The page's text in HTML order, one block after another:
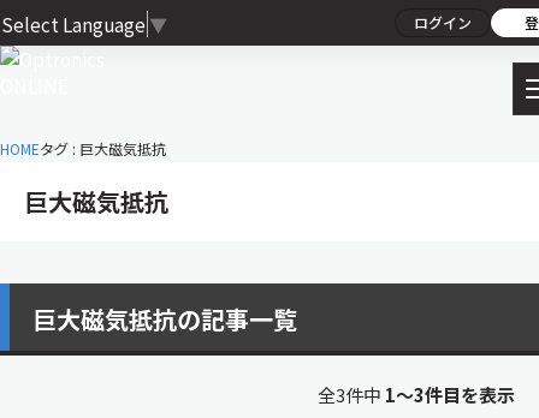
Select Language ▼ ログイン
HOMEタグ : 巨大磁気抵抗
巨大磁気抵抗
巨大磁気抵抗の記事一覧
全3件中 1〜3件目を表示